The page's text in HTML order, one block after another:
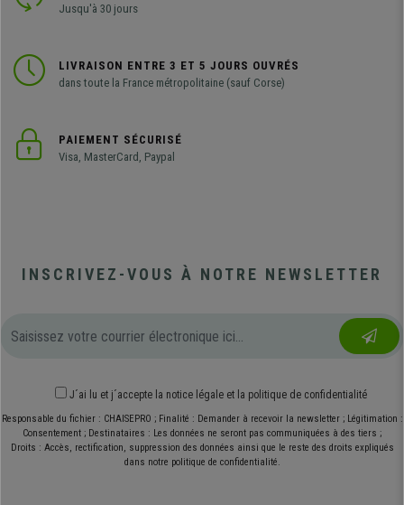
Jusqu'à 30 jours
LIVRAISON ENTRE 3 ET 5 JOURS OUVRÉS
dans toute la France métropolitaine (sauf Corse)
PAIEMENT SÉCURISÉ
Visa, MasterCard, Paypal
INSCRIVEZ-VOUS À NOTRE NEWSLETTER
J´ai lu et j´accepte la notice légale et la politique de confidentialité
Responsable du fichier : CHAISEPRO ; Finalité : Demander à recevoir la newsletter ; Légitimation :
Consentement ; Destinataires : Les données ne seront pas communiquées à des tiers ;
Droits : Accès, rectification, suppression des données ainsi que le reste des droits expliqués
dans notre politique de confidentialité.